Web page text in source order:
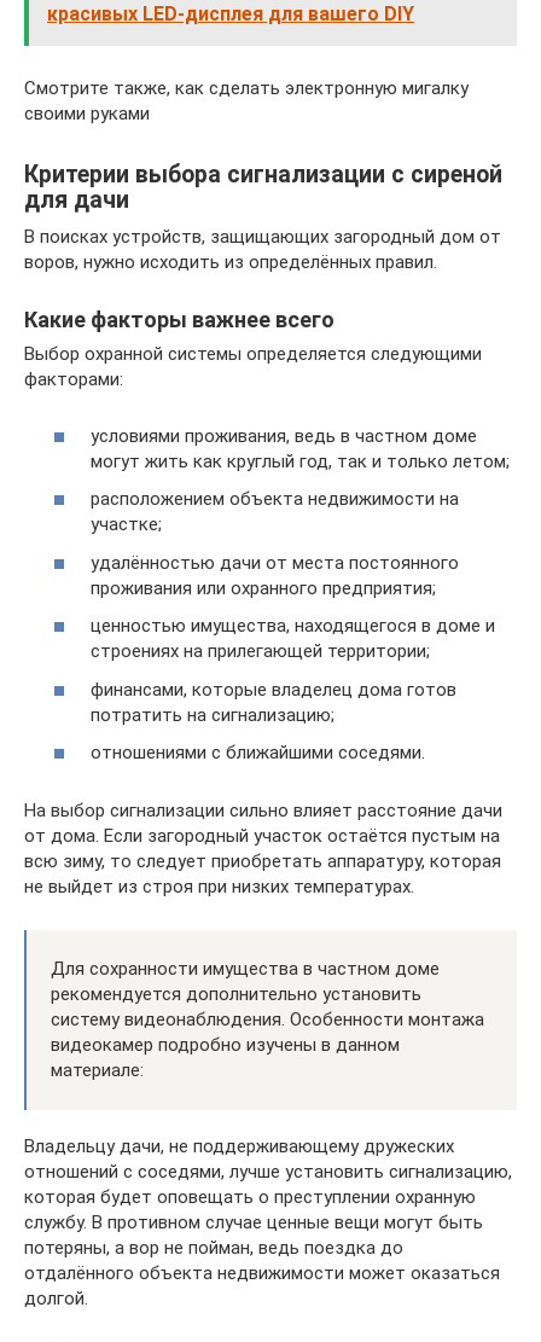
красивых LED-дисплея для вашего DIY
Смотрите также, как сделать электронную мигалку
своими руками
Критерии выбора сигнализации с сиреной
для дачи
В поисках устройств, защищающих загородный дом от
воров, нужно исходить из определённых правил.
Какие факторы важнее всего
Выбор охранной системы определяется следующими
факторами:
условиями проживания, ведь в частном доме
могут жить как круглый год, так и только летом;
расположением объекта недвижимости на
участке;
удалённостью дачи от места постоянного
проживания или охранного предприятия;
ценностью имущества, находящегося в доме и
строениях на прилегающей территории;
финансами, которые владелец дома готов
потратить на сигнализацию;
отношениями с ближайшими соседями.
На выбор сигнализации сильно влияет расстояние дачи
от дома. Если загородный участок остаётся пустым на
всю зиму, то следует приобретать аппаратуру, которая
не выйдет из строя при низких температурах.
Для сохранности имущества в частном доме
рекомендуется дополнительно установить
систему видеонаблюдения. Особенности монтажа
видеокамер подробно изучены в данном
материале:
Владельцу дачи, не поддерживающему дружеских
отношений с соседями, лучше установить сигнализацию,
которая будет оповещать о преступлении охранную
службу. В противном случае ценные вещи могут быть
потеряны, а вор не пойман, ведь поездка до
отдалённого объекта недвижимости может оказаться
долгой.